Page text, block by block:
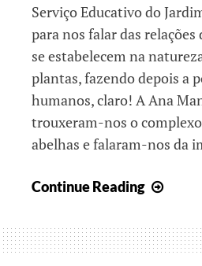
Serviço Educativo do
para nos falar das relações
se estabelecem na
plantas, fazendo depois a
humanos, claro! A Ana
trouxeram-nos o
abelhas e falaram-nos da
Continue Reading
a